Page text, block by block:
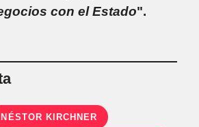
con el Estado".
NÉSTOR KIRCHNER